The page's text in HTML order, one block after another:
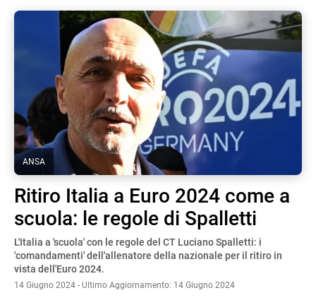
ANSA
Ritiro Italia a Euro 2024 come a
scuola: le regole di Spalletti
L'Italia a 'scuola' con le regole del CT Luciano Spalletti: i
'comandamenti' dell'allenatore della nazionale per il ritiro in
vista dell'Euro 2024.
14 Giugno 2024 - Ultimo Aggiornamento: 14 Giugno 2024